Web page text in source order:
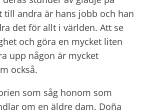
till andra är hans jobb och han
det för allt i världen. Att se
och göra en mycket liten
upp någon är mycket
också.
som såg honom som
om en äldre dam. Doña